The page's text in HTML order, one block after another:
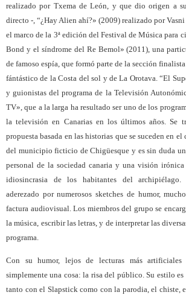
realizado por Txema de León, y que dio origen a
directo -, “¿Hay Alien ahí?» (2009) realizado por Vasni
el marco de la 3ª edición del Festival de Música para
Bond y el síndrome del Re Bemol» (2011), una
de famoso espía, que formó parte de la sección
fántástico de la Costa del sol y de La Orotava. “El
y guionistas del programa de la Televisión
TV», que a la larga ha resultado ser uno de los
la televisión en Canarias en los últimos años. Se
propuesta basada en las historias que se suceden en
del municipio ficticio de Chigüesque y es sin duda
personal de la sociedad canaria y una visión
idiosincrasia de los habitantes del archipiélago.
aderezado por numerosos sketches de humor,
factura audiovisual. Los miembros del grupo se
la música, escribir las letras, y de interpretar las
programa.
Con su humor, lejos de lecturas más artificiales
simplemente una cosa: la risa del público. Su estilo
tanto con el Slapstick como con la parodia, el chiste,